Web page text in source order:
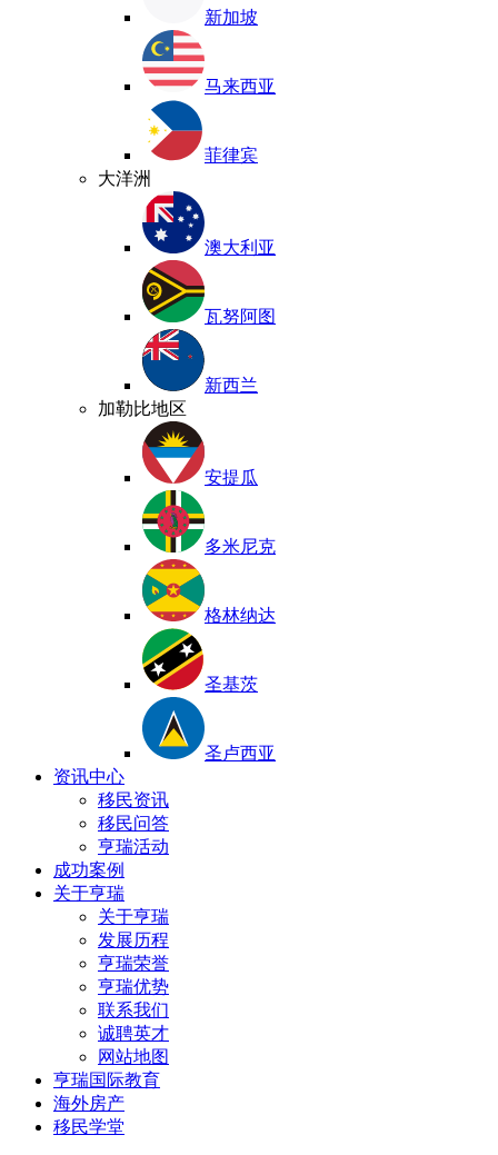
新加坡
马来西亚
菲律宾
大洋洲
澳大利亚
瓦努阿图
新西兰
加勒比地区
安提瓜
多米尼克
格林纳达
圣基茨
圣卢西亚
资讯中心
移民资讯
移民问答
亨瑞活动
成功案例
关于亨瑞
关于亨瑞
发展历程
亨瑞荣誉
亨瑞优势
联系我们
诚聘英才
网站地图
亨瑞国际教育
海外房产
移民学堂